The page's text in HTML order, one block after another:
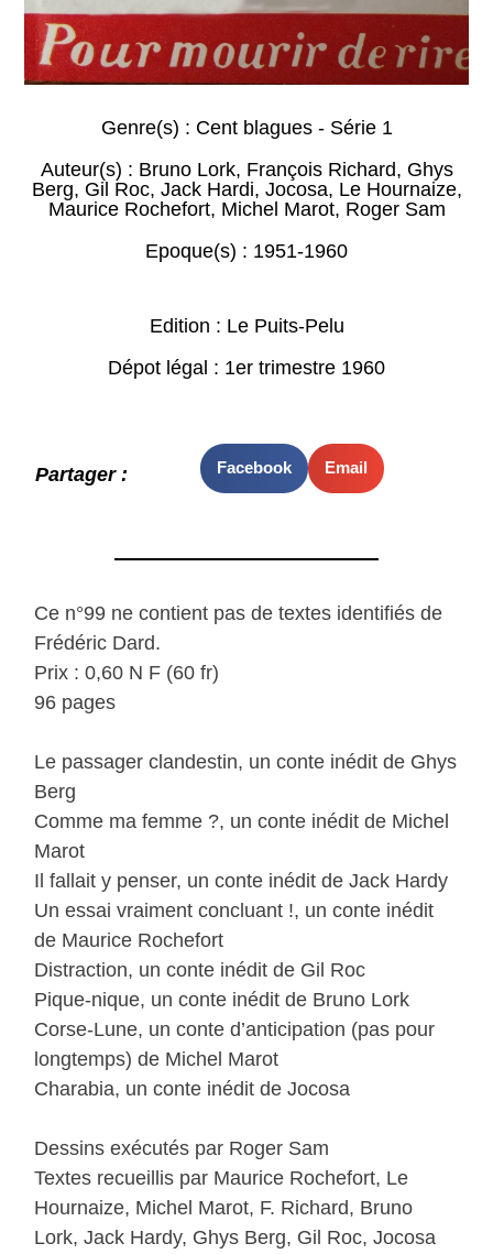
Genre(s) : Cent blagues - Série 1
Auteur(s) : Bruno Lork, François Richard, Ghys
Berg, Gil Roc, Jack Hardi, Jocosa, Le Hournaize,
Maurice Rochefort, Michel Marot, Roger Sam
Epoque(s) : 1951-1960
Edition : Le Puits-Pelu
Dépot légal : 1er trimestre 1960
Partager : Facebook Email
Ce n°99 ne contient pas de textes identifiés de
Frédéric Dard.
Prix : 0,60 N F (60 fr)
96 pages
Le passager clandestin, un conte inédit de Ghys
Berg
Comme ma femme ?, un conte inédit de Michel
Marot
Il fallait y penser, un conte inédit de Jack Hardy
Un essai vraiment concluant !, un conte inédit
de Maurice Rochefort
Distraction, un conte inédit de Gil Roc
Pique-nique, un conte inédit de Bruno Lork
Corse-Lune, un conte d’anticipation (pas pour
longtemps) de Michel Marot
Charabia, un conte inédit de Jocosa
Dessins exécutés par Roger Sam
Textes recueillis par Maurice Rochefort, Le
Hournaize, Michel Marot, F. Richard, Bruno
Lork, Jack Hardy, Ghys Berg, Gil Roc, Jocosa